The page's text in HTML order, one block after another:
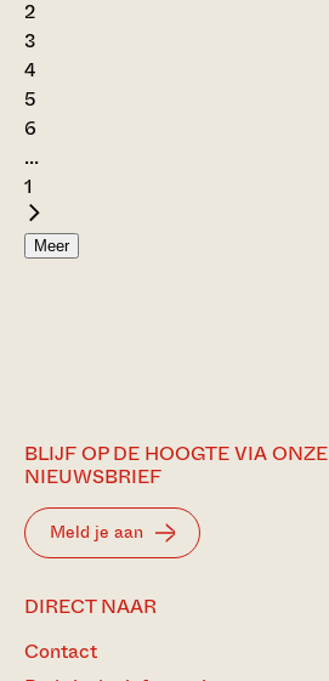
2
3
4
5
6
...
1
Meer
BLIJF OP DE HOOGTE VIA ONZE
NIEUWSBRIEF
Meld je aan
DIRECT NAAR
Contact